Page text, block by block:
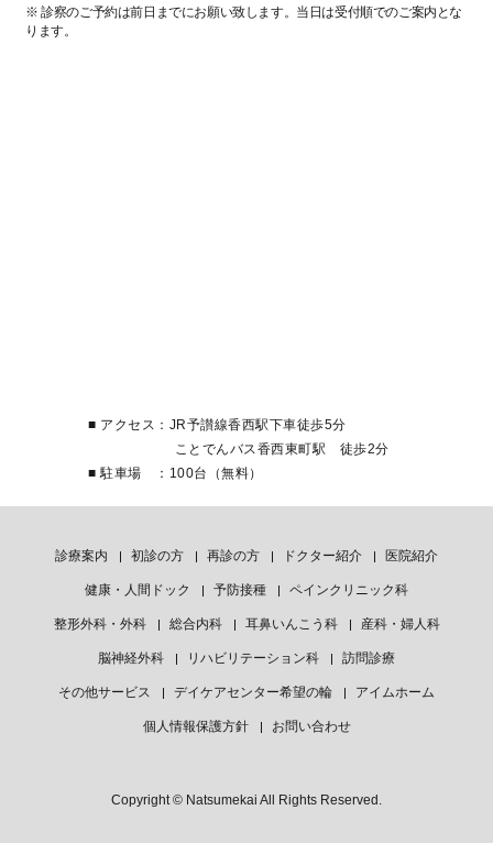
※ 診察のご予約は前日までにお願い致します。当日は受付順でのご案内とな
ります。
■ アクセス：JR予讃線香西駅下車徒歩5分
ことでんバス香西東町駅 徒歩2分
■ 駐車場 ：100台（無料）
診療案内 初診の方 再診の方 ドクター紹介 医院紹介
健康・人間ドック 予防接種 ペインクリニック科
整形外科・外科 総合内科 耳鼻いんこう科 産科・婦人科
脳神経外科 リハビリテーション科 訪問診療
その他サービス デイケアセンター希望の輪 アイムホーム
個人情報保護方針 お問い合わせ
Copyright © Natsumekai All Rights Reserved.